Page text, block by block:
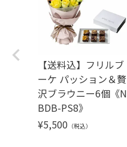
【送料込】フリルブ
ーケ パッション＆贅
沢ブラウニー6個《N
BDB-PS8》
¥5,500 （税込）